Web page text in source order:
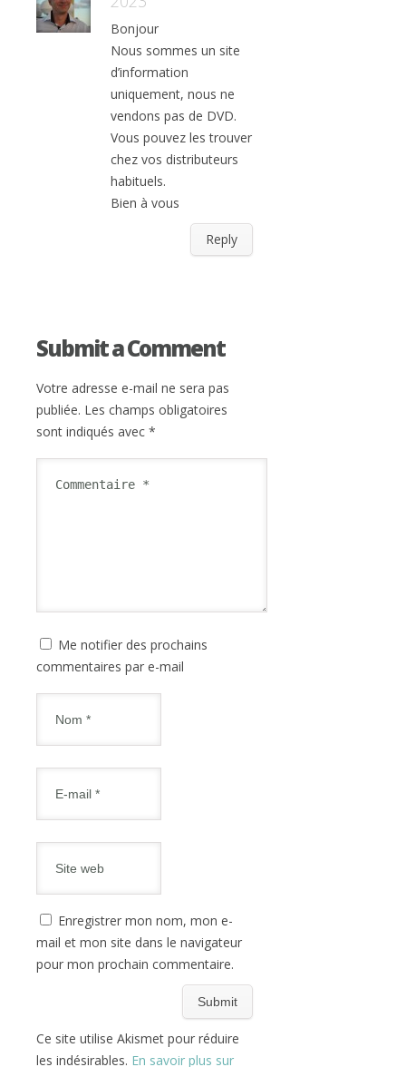
Bonjour
Nous sommes un site
d’information
uniquement, nous ne
vendons pas de DVD.
Vous pouvez les trouver
chez vos distributeurs
habituels.
Bien à vous
Reply
Submit a Comment
Votre adresse e-mail ne sera pas
publiée. Les champs obligatoires
sont indiqués avec *
Me notifier des prochains
commentaires par e-mail
Enregistrer mon nom, mon e-
mail et mon site dans le navigateur
pour mon prochain commentaire.
Ce site utilise Akismet pour réduire
les indésirables. En savoir plus sur